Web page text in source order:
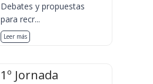
Debates y propuestas
para recr...
Leer más
1º Jornada